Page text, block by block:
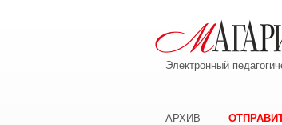
Электронный
АРХИВ